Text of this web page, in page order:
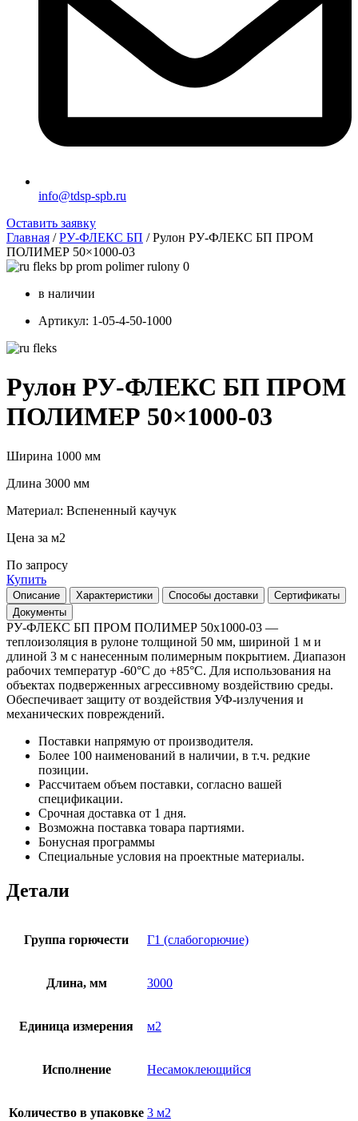
info@tdsp-spb.ru
Оставить заявку
Главная /РУ-ФЛЕКС БП / Рулон РУ-ФЛЕКС БП ПРОМ
ПОЛИМЕР 50×1000-03
в наличии
Артикул: 1-05-4-50-1000
Рулон РУ-ФЛЕКС БП ПРОМ
ПОЛИМЕР 50×1000-03
Ширина 1000 мм
Длина 3000 мм
Материал: Вспененный каучук
Цена за м2
По запросу
Купить
Описание Характеристики Способы доставки
Сертификаты
Документы
РУ-ФЛЕКС БП ПРОМ ПОЛИМЕР 50х1000-03 —
теплоизоляция в рулоне толщиной 50 мм, шириной 1 м и
длиной 3 м с нанесенным полимерным покрытием. Диапазон
рабочих температур -60°С до +85°С. Для использования на
объектах подверженных агрессивному воздействию среды.
Обеспечивает защиту от воздействия УФ-излучения и
механических повреждений.
Поставки напрямую от производителя.
Более 100 наименований в наличии, в т.ч. редкие
позиции.
Рассчитаем объем поставки, согласно вашей
спецификации.
Срочная доставка от 1 дня.
Возможна поставка товара партиями.
Бонусная программы
Специальные условия на проектные материалы.
Детали
Группа горючести Г1 (слабогорючие)
Длина, мм 3000
Единица измерения м2
Исполнение Несамоклеющийся
Количество в упаковке 3 м2